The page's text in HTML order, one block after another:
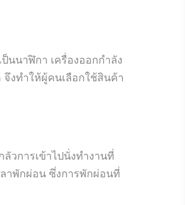
นาฬิกา เครื่องออกกำลัง
งทำให้ผู้คนเลือกใช้สินค้า
วการเข้าไปนั่งทำงานที่
าพักผ่อน ซึ่งการพักผ่อนที่